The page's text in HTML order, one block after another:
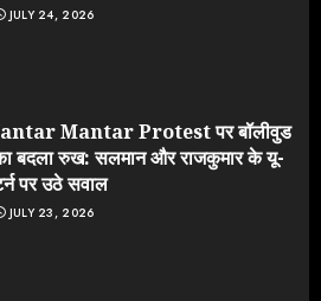
JULY 24, 2026
Mantar Protest पर बॉलीवुड
बदला रुख: सलमान और राजकुमार के यू-
पर उठे सवाल
JULY 23, 2026